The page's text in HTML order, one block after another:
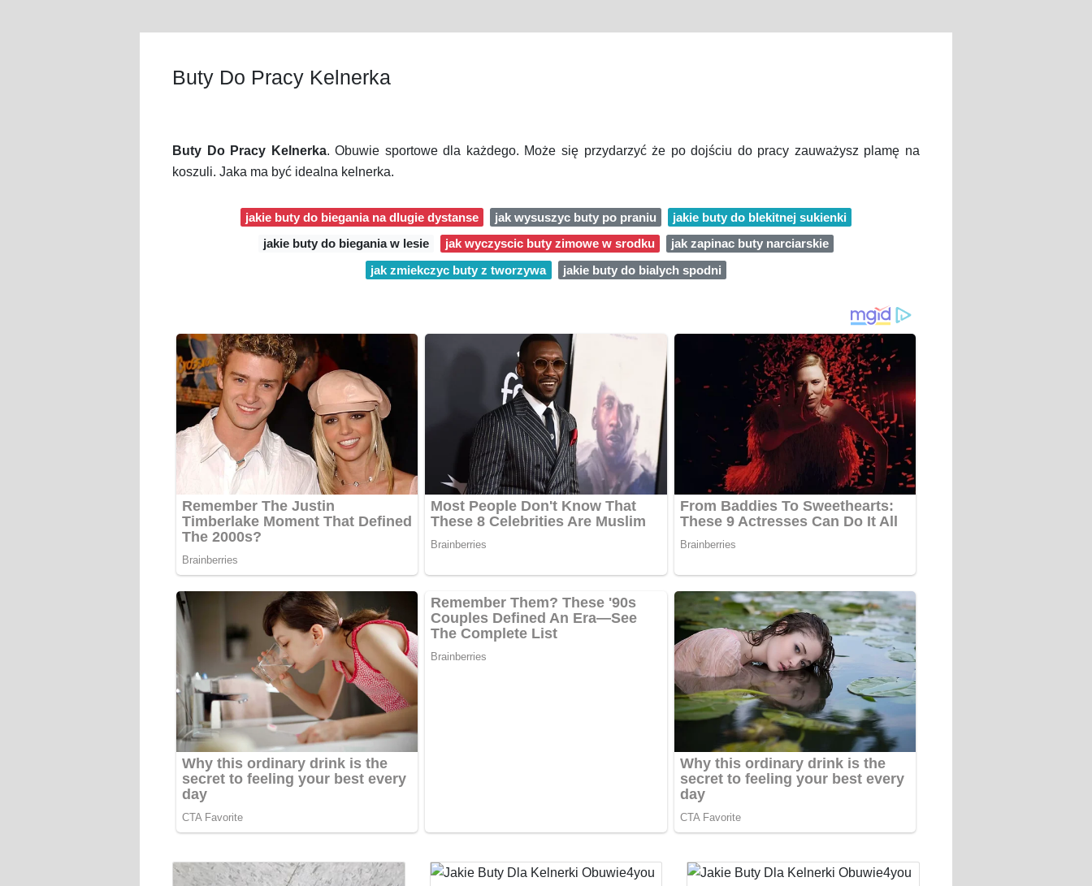
Buty Do Pracy Kelnerka
Buty Do Pracy Kelnerka. Obuwie sportowe dla każdego. Może się przydarzyć że po dojściu do pracy zauważysz plamę na
koszuli. Jaka ma być idealna kelnerka.
jakie buty do biegania na dlugie dystanse jak wysuszyc buty po praniu
jakie buty do blekitnej sukienki
jakie buty do biegania w lesie
jak wyczyscic buty zimowe w srodku
jak zapinac buty narciarskie
jak zmiekczyc buty z tworzywa
jakie buty do bialych spodni